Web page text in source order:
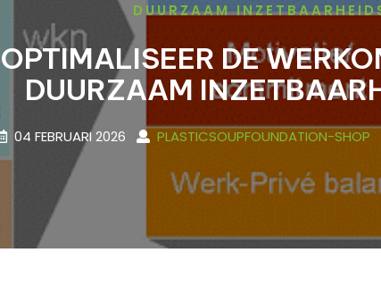
DUURZAAM
OPTIMALISEER DE
DUURZAAM
04 FEBRUARI 2026 PLASTICSOUPFOUNDATION-SHOP